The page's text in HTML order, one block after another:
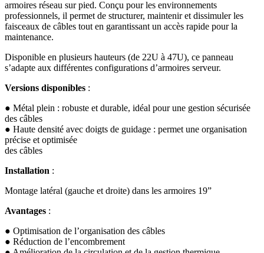
armoires réseau sur pied. Conçu pour les environnements
professionnels, il permet de structurer, maintenir et dissimuler les
faisceaux de câbles tout en garantissant un accès rapide pour la
maintenance.
Disponible en plusieurs hauteurs (de 22U à 47U), ce panneau
s’adapte aux différentes configurations d’armoires serveur.
Versions disponibles :
● Métal plein : robuste et durable, idéal pour une gestion sécurisée
des câbles
● Haute densité avec doigts de guidage : permet une organisation
précise et optimisée
des câbles
Installation :
Montage latéral (gauche et droite) dans les armoires 19”
Avantages :
● Optimisation de l’organisation des câbles
● Réduction de l’encombrement